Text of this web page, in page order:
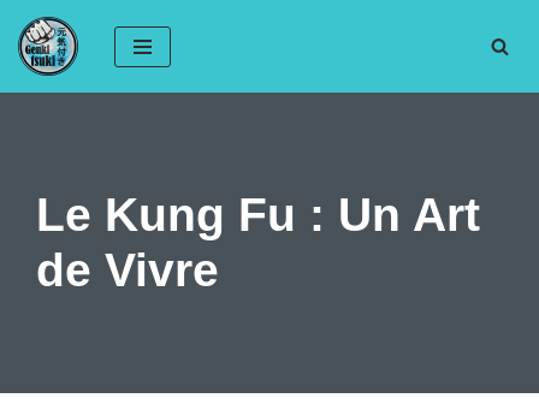
Aller
au
Le Kung Fu : Un Art
de Vivre